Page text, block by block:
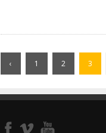
‹ 1 2 3